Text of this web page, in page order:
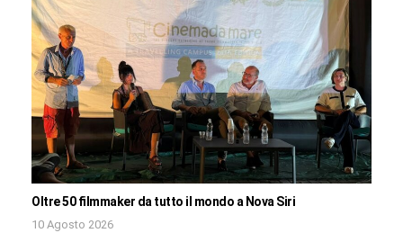
Oltre 50 filmmaker da tutto il mondo a Nova Siri
10 Agosto 2026